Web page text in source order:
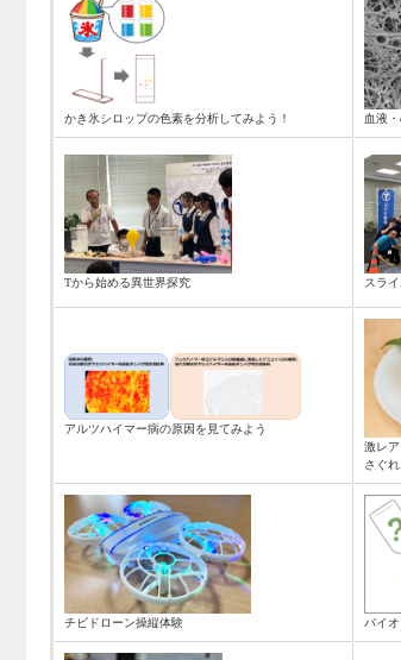
かき氷シロップの色素を分析してみよう！ 血液
Tから始める異世界探究 スラ
アルツハイマー病の原因を見てみよう
激レ
さぐれ
チビドローン操縦体験 バイ